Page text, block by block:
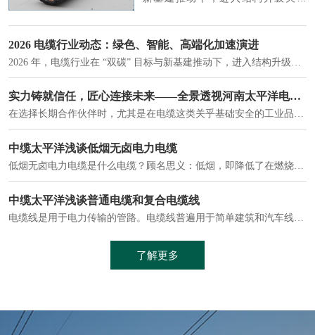
大清晰趋势，市场格局持续优化。
2026 电缆行业动态：绿色、智能、高端化加速演进
实力铸就信任，匠心连接未来——全景透视河南太平洋电缆厂
在选择长期合作伙伴时，尤其是在电缆这类关乎基础安全的工业品上，供应商的“内在实力”远比一纸报价单更重要。今天，我们邀请您“云参观”河南太平洋电缆厂，透过每一个细节，看我们如何将“可靠”二字，铸入每一米电缆。
中缆太平洋浅谈低烟无卤电力电缆
低烟无卤电力电缆是什么电缆？顾名思义：低烟，即降低了在燃烧时有害物体的产生；卤素对于人体来说是一种有毒气体，无卤就是没有毒气体的释放，通常是针对电缆遇火灾时而言的。低烟无卤电力电缆又可以称之为环保电缆，低烟无卤电缆大多数用于医院和对环境卫生要求比较严格的地方。
中缆太平洋浅谈普通电缆和复合电缆线
电缆线是用于电力传输的管路。电缆线普遍用于简单建筑和汽车线材，作为能源输送缆线，电缆线的复杂结构勿庸置疑。根据目标功能，电缆线具有以下一些特点：建筑用和车用线材要求轻质、大批量生产、价格低廉、具有相当的电学和力学性能和长时间的耐老化性能；工业用线材必须具有符合客户要求的性能；
了解更多